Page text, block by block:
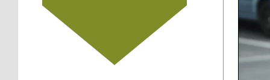
4 octobre 2016
Hautepierre: paysage
sonore